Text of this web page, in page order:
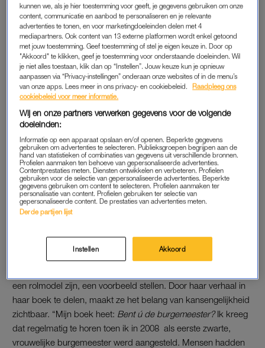
de democratie”, klinkt het opgewekt. In die missie is de van
oorsprong Surinaamse goed geslaagd.
Ze was niet alleen zo’n zeven jaar (waarnemend)
burgemeester, ook zat ze twaalf jaar in de Senaat, schopte ze
het tot vervanger van de Nationale Ombudsman – haar
huidige functie – en stond ze eind 2020 in de lijst vande
Volkskrant Top 200 invloedrijkste Nederlanders
100 van Opzij.
Sylvester vertelt dat haar familie een slavernijverleden heeft en
dat ze als een rode draad in haar familie terugziet dat iedereen
na de afschaffing van de slavernij kansen heeft gepakt. Dat
krijgen van een kans en daarmee kansengelijkheid omarmen,
is wat haar betreft de basis van een rechtvaardige
samenleving.
ROLMODEL
een rolmodel zijn, een voorbeeld stellen. Door haar verhaal in
haar boek te delen, maakt ze het belang van kansengelijkheid
zichtbaar. “Mijn boek heet: Bent ú de burgemeester?Ik kreeg
dat regelmatig te horen toen ik in 2008 als eerste zwarte,
vrouwelijke burgemeester werd aangesteld. Mensen hadden
kunnen we, als je hier toestemming voor geeft, je gegevens gebruiken om onze
content, communicatie en aanbod te personaliseren en je relevante
advertenties te tonen, en voor marketingdoeleinden delen met 4
mediapartners. Ook content van 13 externe platformen wordt enkel getoond
met jouw toestemming. Geef toestemming of stel je eigen keuze in. Door op
"Akkoord" te klikken, geef je toestemming voor onderstaande doeleinden. Wil
je niet alles toestaan, klik dan op “Instellen”. Jouw keuze kun je opnieuw
aanpassen via “Privacy-instellingen” onderaan onze websites of in de menu’s
van onze apps. Lees meer in ons privacy- en cookiebeleid.
Raadpleeg ons
cookiebeleid voor meer informatie.
Wij en onze partners verwerken gegevens voor de volgende
doeleinden:
Informatie op een apparaat opslaan en/of openen. Beperkte gegevens
gebruiken om advertenties te selecteren. Publieksgroepen begrijpen aan de
hand van statistieken of combinaties van gegevens uit verschillende bronnen.
Profielen aanmaken ten behoeve van gepersonaliseerde advertenties.
Contentprestaties meten. Diensten ontwikkelen en verbeteren. Profielen
gebruiken voor de selectie van gepersonaliseerde advertenties. Beperkte
gegevens gebruiken om content te selecteren. Profielen aanmaken ter
personalisatie van content. Profielen gebruiken ter selectie van
gepersonaliseerde content. De prestaties van advertenties meten.
Derde partijen lijst
Instellen Akkoord